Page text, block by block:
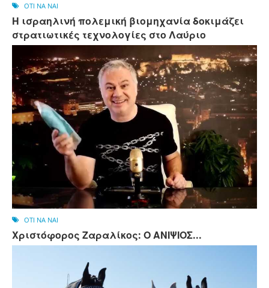
OTI NA NAI
Η ισραηλινή πολεμική βιομηχανία δοκιμάζει
στρατιωτικές τεχνολογίες στο Λαύριο
OTI NA NAI
Χριστόφορος Ζαραλίκος: Ο ΑΝΙΨΙΟΣ...